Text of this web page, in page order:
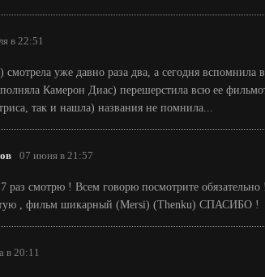
в 22:51
уже давно раза два, а сегодня вспомнила
Камерон Диас) перешерстила всю ее
так и нашла) названия не помнила...
07 июня в 21:57
смотрю ! Всем говорю посмотрите обязательно !
, фильм шикарный (Mersi) (Thenku) СПАСИБО !
в 20:11